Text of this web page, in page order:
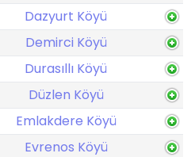
Dazyurt Köyü
Demirci Köyü
Durasıllı Köyü
Düzlen Köyü
Emlakdere Köyü
Evrenos Köyü